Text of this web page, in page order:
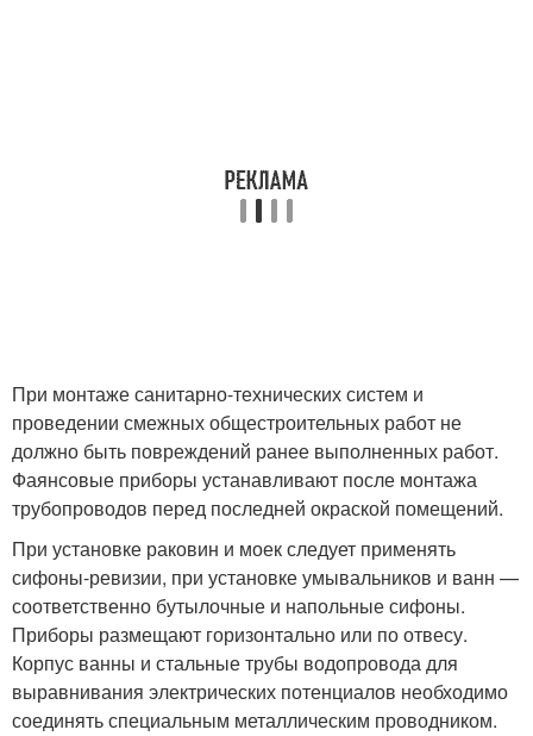
При монтаже санитарно-технических систем и
проведении смежных общестроительных работ не
должно быть повреждений ранее выполненных работ.
Фаянсовые приборы устанавливают после монтажа
трубопроводов перед последней окраской помещений.
При установке раковин и моек следует применять
сифоны-ревизии, при установке умывальников и ванн —
соответственно бутылочные и напольные сифоны.
Приборы размещают горизонтально или по отвесу.
Корпус ванны и стальные трубы водопровода для
выравнивания электрических потенциалов необходимо
соединять специальным металлическим проводником.